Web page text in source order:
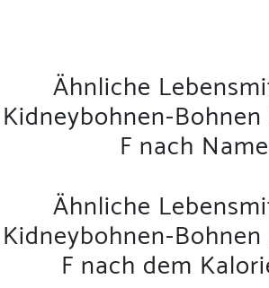
Ähnliche
Kidneybohnen-
F nach
Ähnliche
Kidneybohnen-
F nach dem